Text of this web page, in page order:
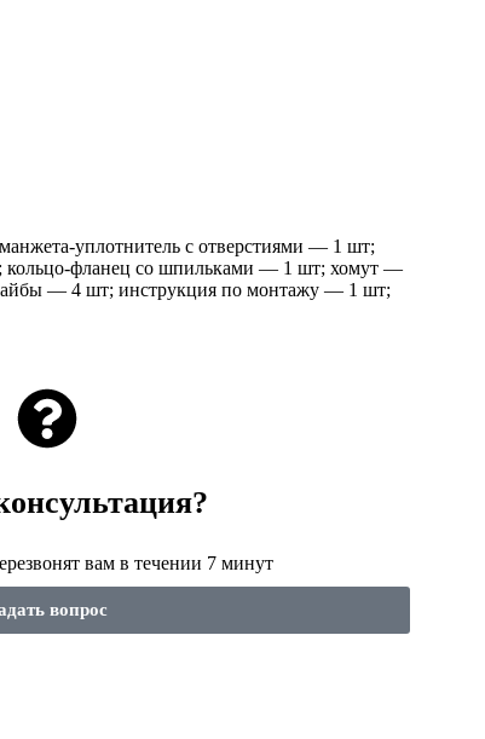
уплотнитель с отверстиями — 1 шт;
кольцо-фланец со шпильками — 1 шт; хомут —
— 4 шт; инструкция по монтажу — 1 шт;
вам в течении 7 минут
вопрос